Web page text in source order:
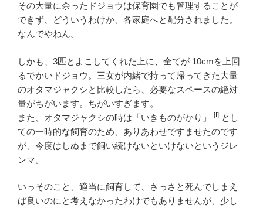
その大量に余ったドジョウは保育園でも管理することが
できず、どういうわけか、各家庭へと配分されました。
なんでやねん。
しかも、3匹とよこしてくれた上に、全てが 10cmを上回
るでかいドジョウ。三女が内緒で持って帰ってきた大量
のオタマジャクシと比較したら、必要なスペースの絶対
量がちがいます。ちがいすぎます。
また、オタマジャクシの時は「いきものがかり」
[I] とし
ての一時的な飼育のため、ありあわせですませたのです
が、今度はしぬまで飼い続けないといけないというジレ
ンマ。
いっそのこと、適当に飼育して、さっさと死んでしまえ
ば良いのにと考えなかったわけでもありませんが、少し